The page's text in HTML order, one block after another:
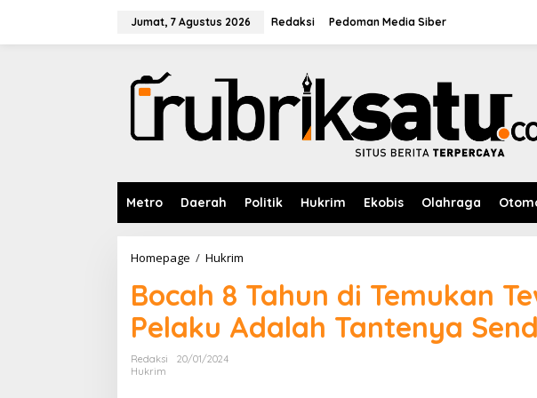
Jumat, 7 Agustus 2026 Redaksi Pedoman Media Siber
Metro Daerah Politik Hukrim Ekobis Olahraga
Homepage / Hukrim
c
h
8
Bocah 8 Tahun di Temukan
Pelaku Adalah Tantenya
Redaksi
20/01/2024
Hukrim